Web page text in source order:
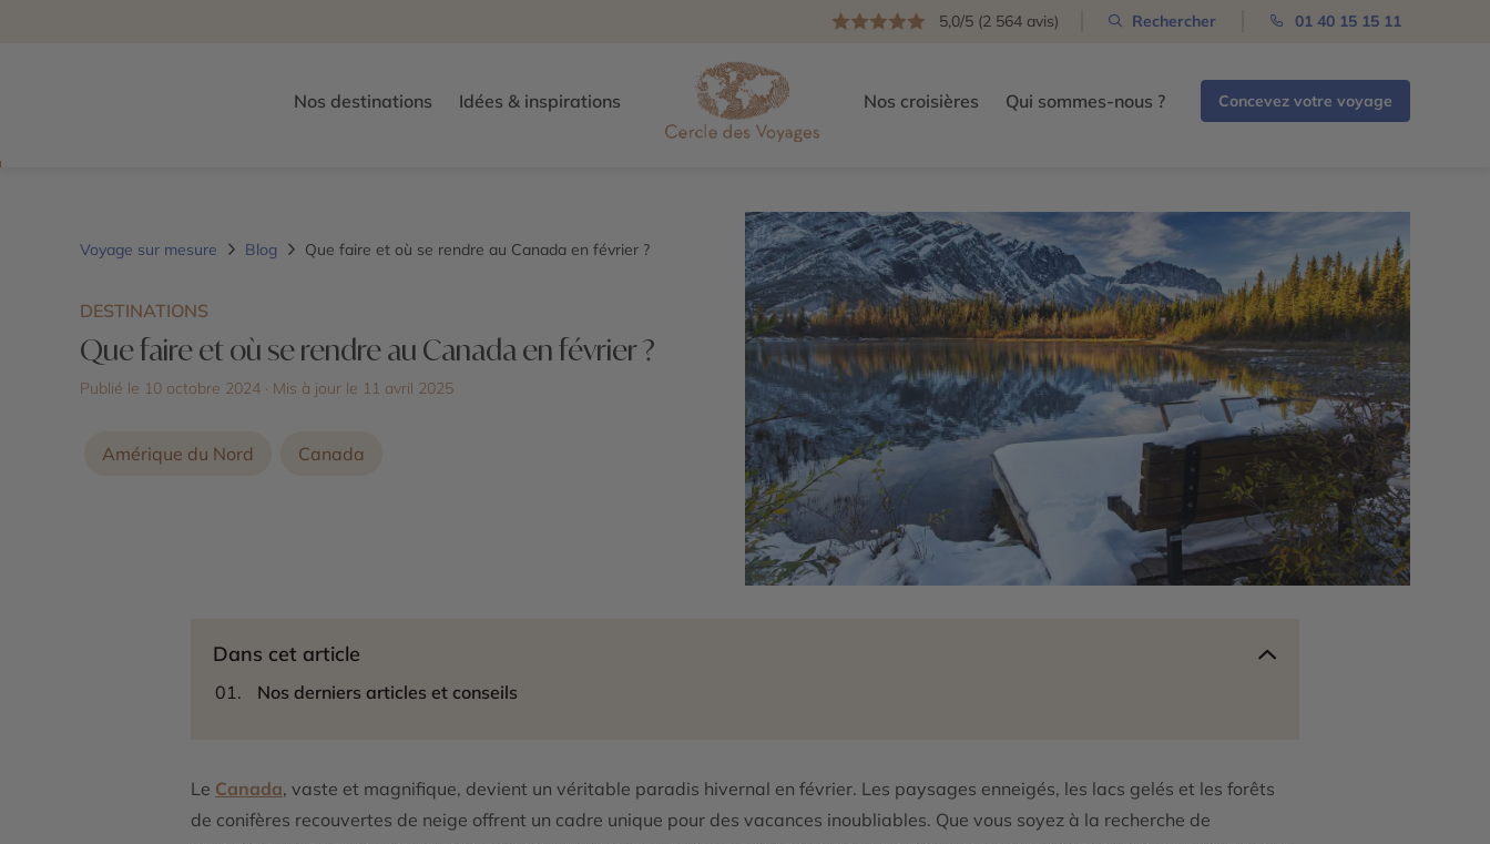
5,0/5 (2 564 avis) Rechercher 01 40 15 15 11
Nos destinations Idées & inspirations Nos croisières Qui sommes-nous ? Concevez votre voyage
Voyage sur mesure Blog Que faire et où se rendre au Canada en février ?
DESTINATIONS
Que faire et où se rendre au Canada en février ?
Publié le 10 octobre 2024 · Mis à jour le 11 avril 2025
Amérique du Nord Canada
Dans cet article
Nos derniers articles et conseils
Le Canada, vaste et magnifique, devient un véritable paradis hivernal en février. Les paysages enneigés, les lacs gelés et les forêts
de conifères recouvertes de neige offrent un cadre unique pour des vacances inoubliables. Que vous soyez à la recherche de